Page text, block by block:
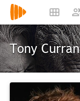
Tony Curran